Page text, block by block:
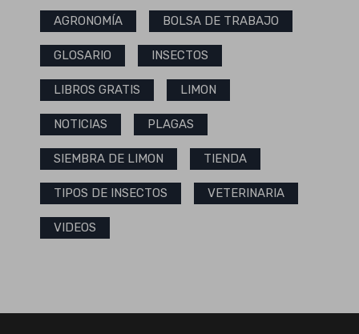
AGRONOMÍA BOLSA DE TRABAJO
GLOSARIO INSECTOS
LIBROS GRATIS LIMON
NOTICIAS PLAGAS
SIEMBRA DE LIMON TIENDA
TIPOS DE INSECTOS VETERINARIA
VIDEOS